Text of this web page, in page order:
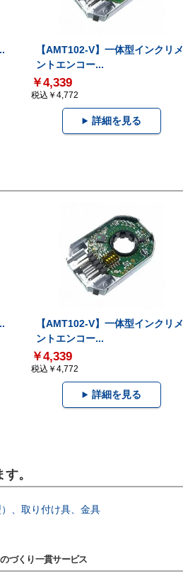
【AMT102-V】一体型インクリメ
ントエンコー...
￥4,339
税込￥4,772
詳細を見る
【AMT102-V】一体型インクリメ
ントエンコー...
￥4,339
税込￥4,772
詳細を見る
。
、取り付け具、金具
づくり一貫サービス